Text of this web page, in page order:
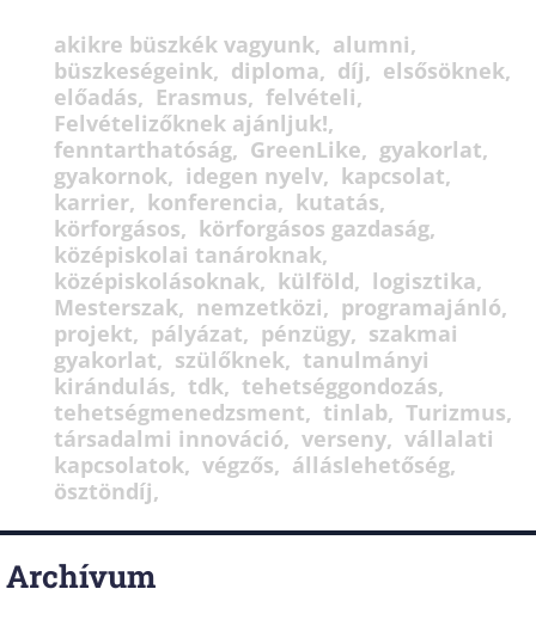
akikre büszkék vagyunk
alumni
büszkeségeink
diploma díj
elsősöknek
előadás
Erasmus
felvételi
Felvételizőknek ajánljuk!
fenntarthatóság
GreenLike
gyakorlat
gyakornok
idegen nyelv
kapcsolat
karrier
konferencia
kutatás
körforgásos
körforgásos gazdaság
középiskolai tanároknak
középiskolásoknak
külföld
logisztika
Mesterszak
nemzetközi
programajánló
projekt
pályázat pénzügy
szakmai
gyakorlat
szülőknek
tanulmányi
kirándulás
tdk
tehetséggondozás
tehetségmenedzsment
tinlab
Turizmus
társadalmi innováció
verseny
vállalati
kapcsolatok
végzős
álláslehetőség
ösztöndíj
Archívum